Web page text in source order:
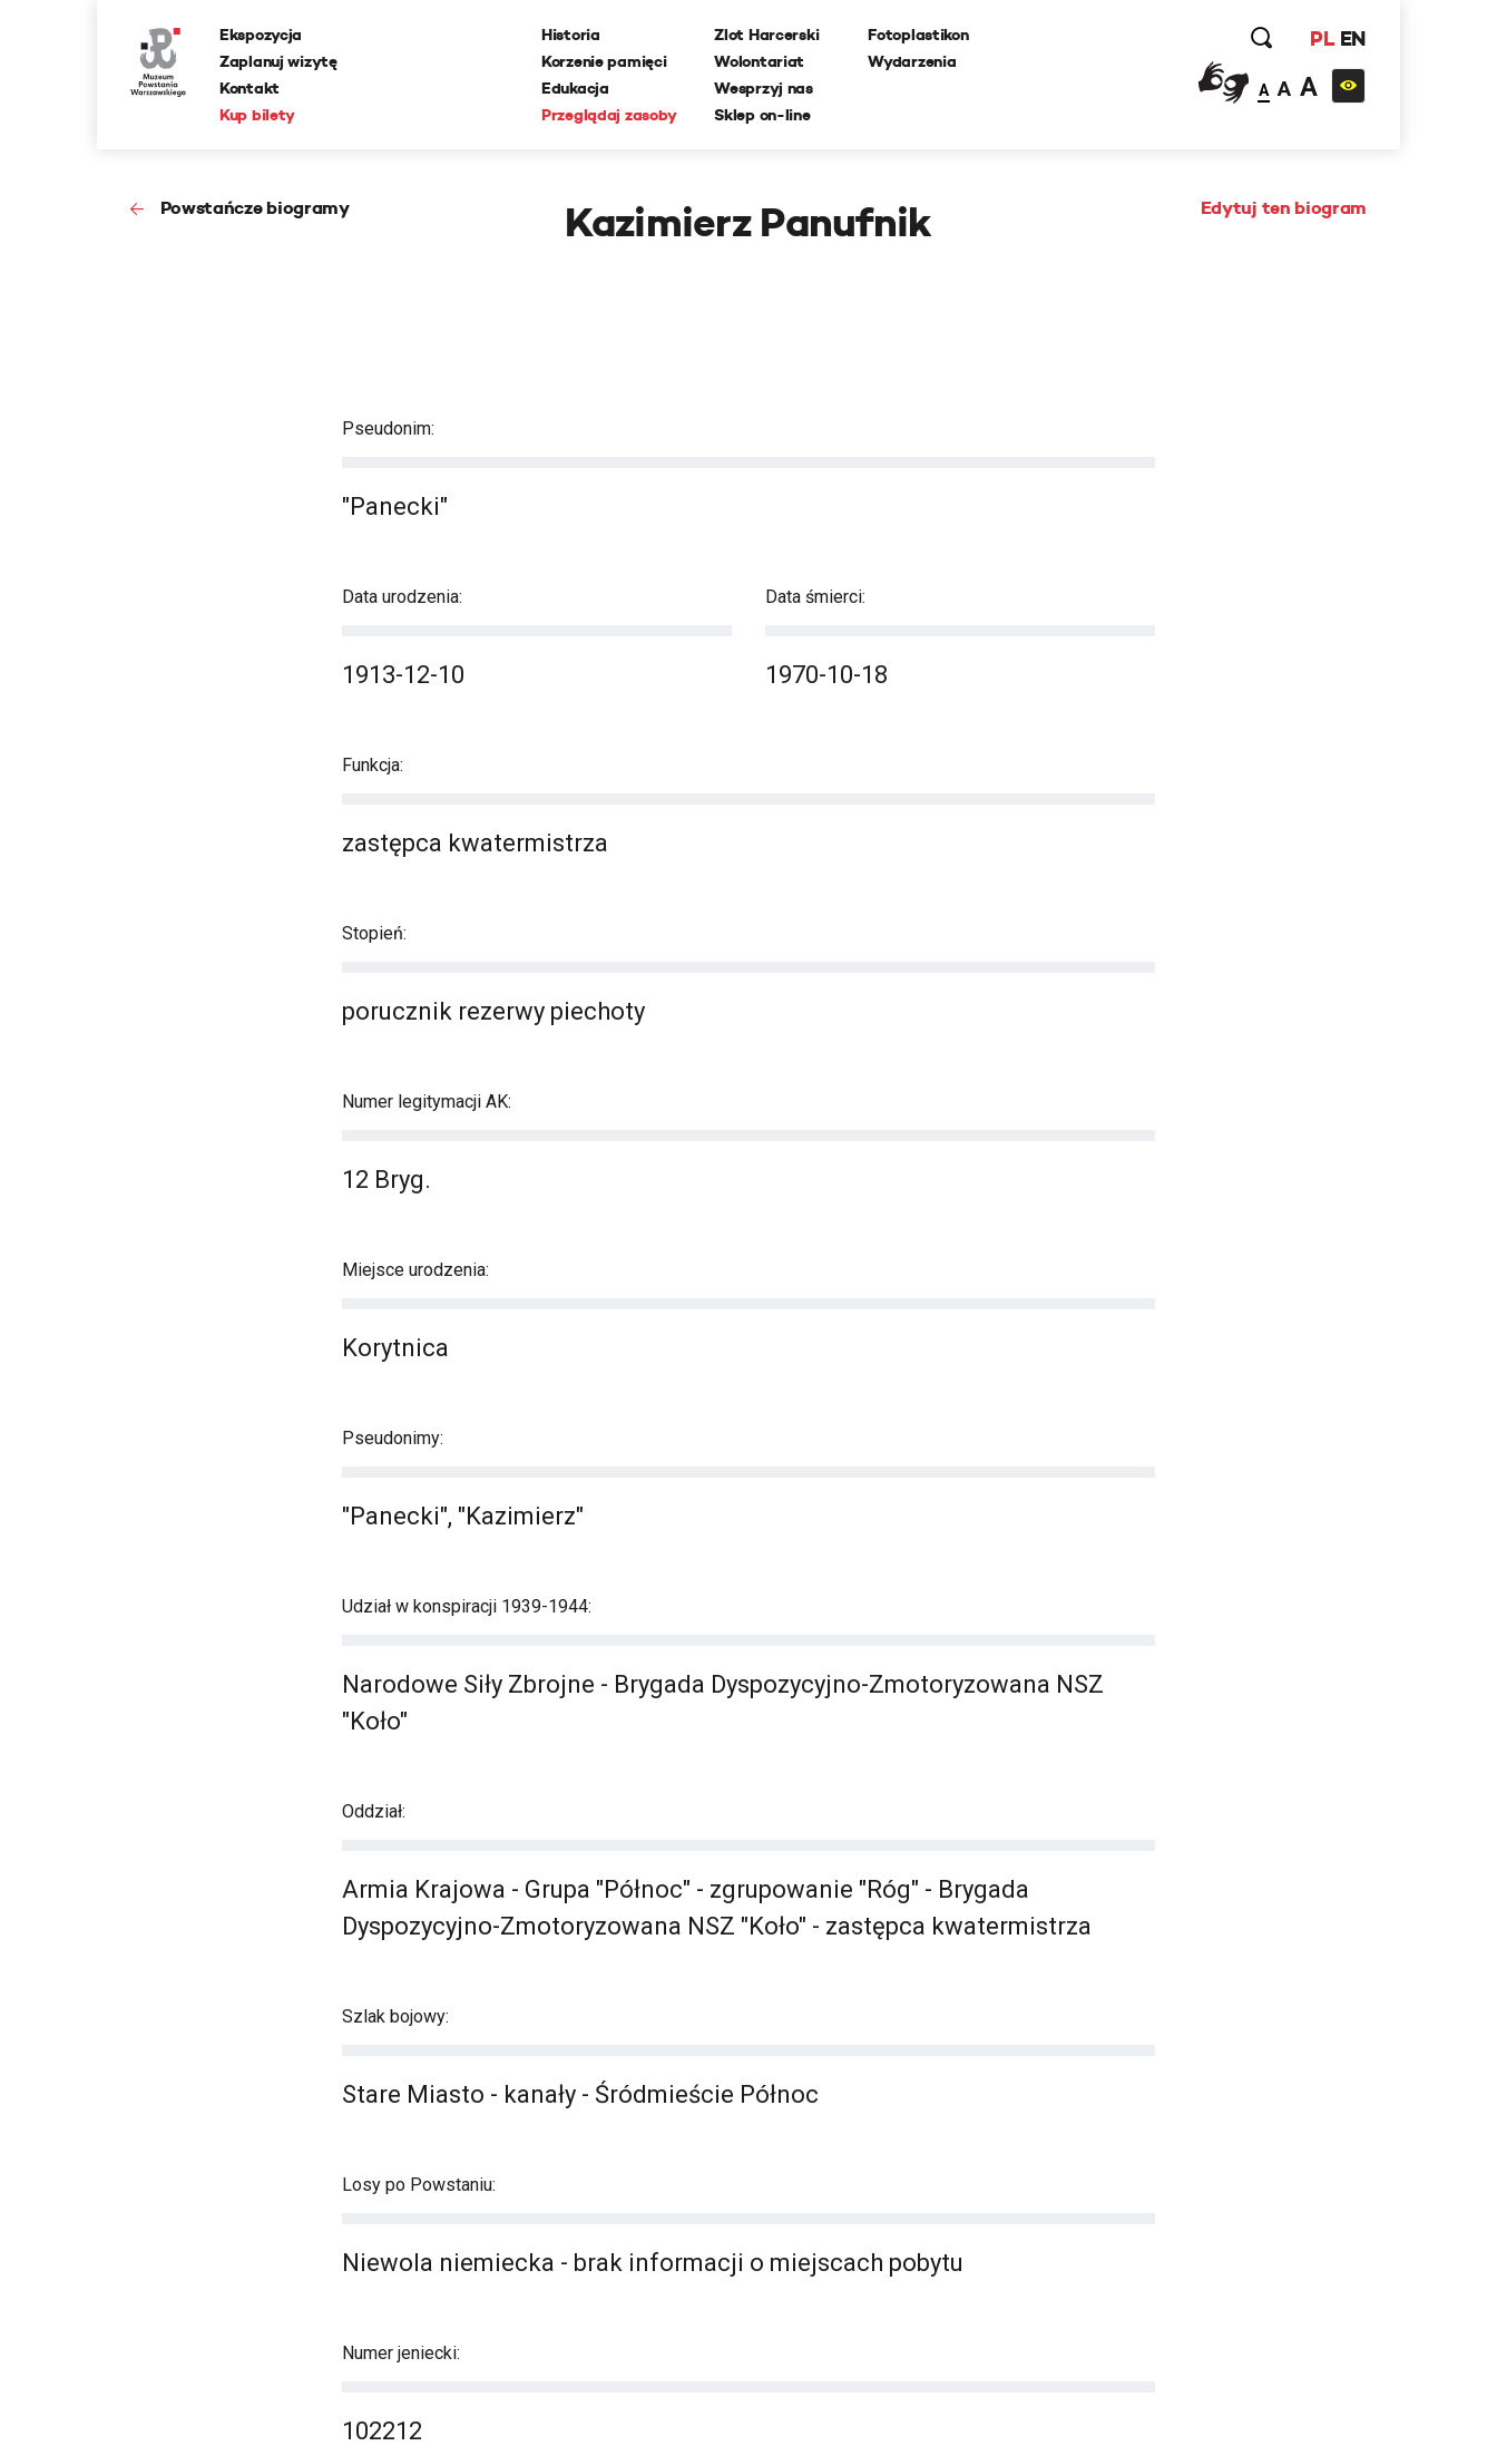
Ekspozycja
Zaplanuj wizytę
Kontakt
Kup bilety
Historia
Korzenie pamięci
Edukacja
Przeglądaj zasoby
Zlot Harcerski
Wolontariat
Wesprzyj nas
Sklep on-line
Fotoplastikon
Wydarzenia
PL EN
A A A
Powstańcze biogramy Edytuj ten biogram
Kazimierz Panufnik
Pseudonim:
"Panecki"
Data urodzenia:
1913-12-10
Data śmierci:
1970-10-18
Funkcja:
zastępca kwatermistrza
Stopień:
porucznik rezerwy piechoty
Numer legitymacji AK:
12 Bryg.
Miejsce urodzenia:
Korytnica
Pseudonimy:
"Panecki", "Kazimierz"
Udział w konspiracji 1939-1944:
Narodowe Siły Zbrojne - Brygada Dyspozycyjno-Zmotoryzowana NSZ
"Koło"
Oddział:
Armia Krajowa - Grupa "Północ" - zgrupowanie "Róg" - Brygada
Dyspozycyjno-Zmotoryzowana NSZ "Koło" - zastępca kwatermistrza
Szlak bojowy:
Stare Miasto - kanały - Śródmieście Północ
Losy po Powstaniu:
Niewola niemiecka - brak informacji o miejscach pobytu
Numer jeniecki:
102212